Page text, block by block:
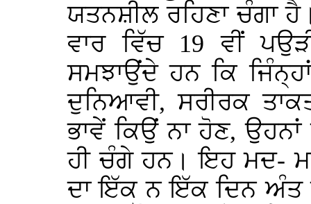
ਯਤਨਸ਼ੀਲ ਰਹਿਣਾ ਚੰਗਾ
ਵਾਰ ਵਿੱਚ 19 ਵੀਂ
ਸਮਝਾਉਂਦੇ ਹਨ ਕਿ
ਦੁਨਿਆਵੀ, ਸਰੀਰਕ
ਭਾਵੇਂ ਕਿਉਂ ਨਾ ਹੋਣ,
ਹੀ ਚੰਗੇ ਹਨ। ਇਹ ਮਦ-
ਦਾ ਇੱਕ ਨ ਇੱਕ ਦਿਨ ਅੰਤ